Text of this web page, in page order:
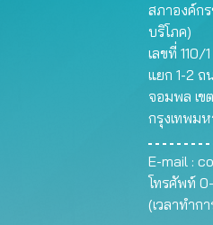
สภาองค์ก
บริโภค)
เลขที่ 110/
แยก 1-2 ถ
จอมพล เข
กรุงเทพม
E-mail :
โทรศัพท์
(เวลาทำก